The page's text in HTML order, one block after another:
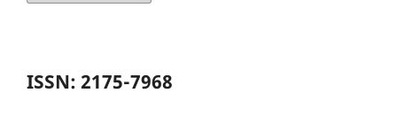
ISSN: 2175-7968